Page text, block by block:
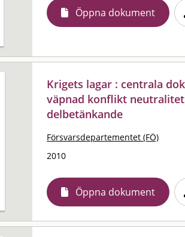
Öppna dokument
Krigets lagar : centrala
väpnad konflikt
delbetänkande
Försvarsdepartementet (FÖ)
2010
Öppna dokument